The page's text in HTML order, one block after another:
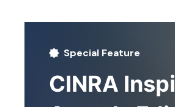
Special Feature
CINRA